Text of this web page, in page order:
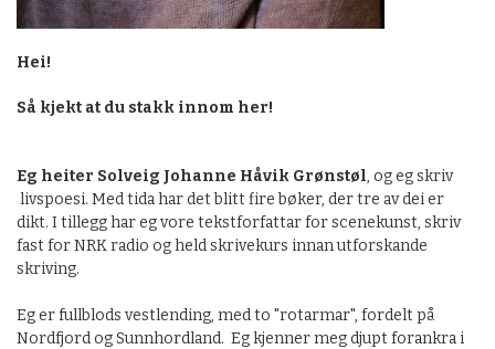
Hei!
Så kjekt at du stakk innom her!
Eg heiter Solveig Johanne Håvik Grønstøl, og eg skriv
livspoesi. Med tida har det blitt fire bøker, der tre av dei er
dikt. I tillegg har eg vore tekstforfattar for scenekunst, skriv
fast for NRK radio og held skrivekurs innan utforskande
skriving.
Eg er fullblods vestlending, med to "rotarmar", fordelt på
Nordfjord og Sunnhordland. Eg kjenner meg djupt forankra i